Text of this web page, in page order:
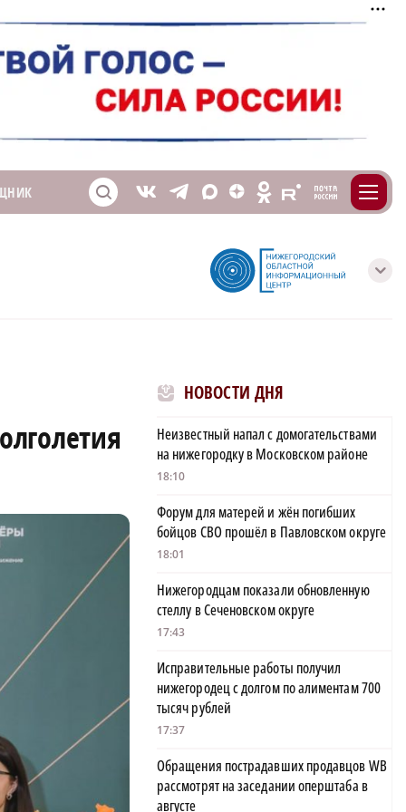
S V T X Z O E m
с
НОВОСТИ ДНЯ
Неизвестный напал с домогательствами
на нижегородку в Московском районе
18:10
Форум для матерей и жён погибших
бойцов СВО прошёл в Павловском округе
18:01
Нижегородцам показали обновленную
стеллу в Сеченовском округе
17:43
Исправительные работы получил
нижегородец с долгом по алиментам 700
тысяч рублей
17:37
Обращения пострадавших продавцов WB
рассмотрят на заседании оперштаба в
августе